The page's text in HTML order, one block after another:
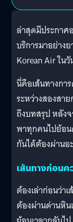
ล่าสุดมีประกาศ
บริการมาอย่าง
Korean Air ใน
นี่คือเส้นทางกา
ระหว่างสองสา
ถึงบทสรุป หลัง
พาทุกคนไปย้อน
กันได้ต้องผ่านอ
เส้นทางก่อน
ต้องเล่าก่อนว่า
ต้องผ่านด่านหิน